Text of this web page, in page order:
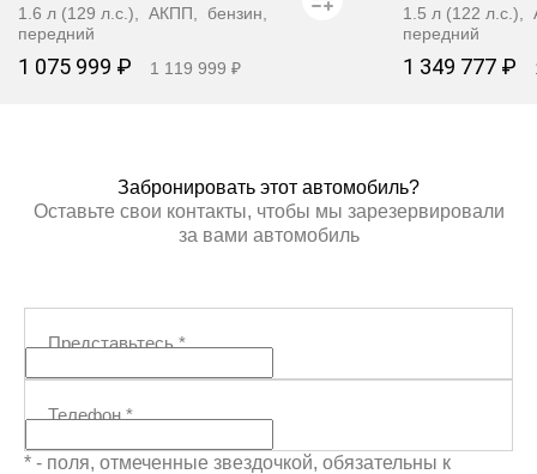
1.6 л (129 л.с.), АКПП, бензин,
передний
1 075 999 ₽ 1 119 999 ₽
1.5 л (122
передний
1 349 777 ₽
Забронировать этот автомобиль?
Оставьте свои контакты, чтобы мы зарезервировали
за вами автомобиль
Представьтесь*
Телефон*
* - поля, отмеченные звездочкой, обязательны к